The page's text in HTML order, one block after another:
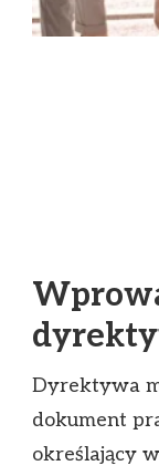
Dyrektywa
dokument
określający